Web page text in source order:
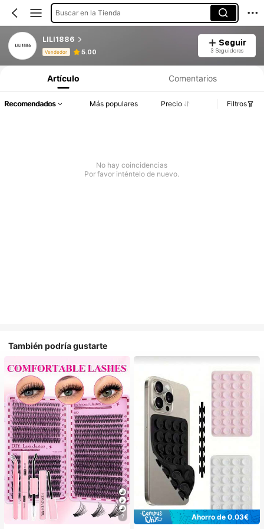
Buscar en la Tienda
LILI1886
Vendedor 5.00
Seguir
3 Seguidores
Artículo Comentarios
Recomendados Más populares Precio Filtros
No hay coincidencias
Por favor inténtelo de nuevo.
También podría gustarte
7
Ahorro de 0,03€